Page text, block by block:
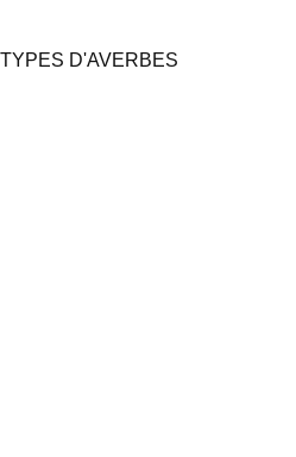
TYPES D'AVERBES